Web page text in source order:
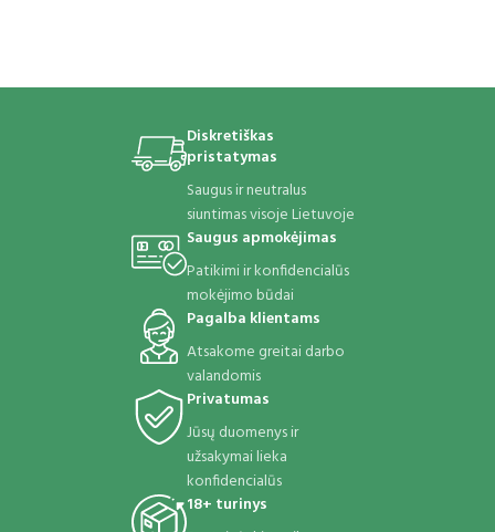
Diskretiškas
pristatymas
Saugus ir neutralus
siuntimas visoje Lietuvoje
Saugus apmokėjimas
Patikimi ir konfidencialūs
mokėjimo būdai
Pagalba klientams
Atsakome greitai darbo
valandomis
Privatumas
Jūsų duomenys ir
užsakymai lieka
konfidencialūs
18+ turinys